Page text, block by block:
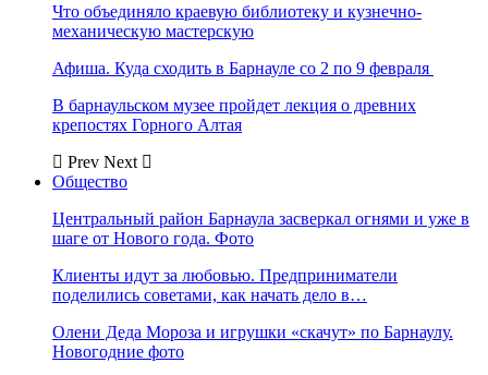
Что объединяло краевую библиотеку и кузнечно-
механическую мастерскую
Афиша. Куда сходить в Барнауле со 2 по 9 февраля
В барнаульском музее пройдет лекция о древних
крепостях Горного Алтая
Prev Next
Общество
Центральный район Барнаула засверкал огнями и уже в
шаге от Нового года. Фото
Клиенты идут за любовью. Предприниматели
поделились советами, как начать дело в…
Олени Деда Мороза и игрушки «скачут» по Барнаулу.
Новогодние фото